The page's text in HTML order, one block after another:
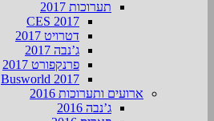
תערוכות 2017
CES 2017
דטרויט 2017
ג’נבה 2017
פרנקפורט 2017
Busworld 2017
ארועים ותערוכות 2016
ג’נבה 2016